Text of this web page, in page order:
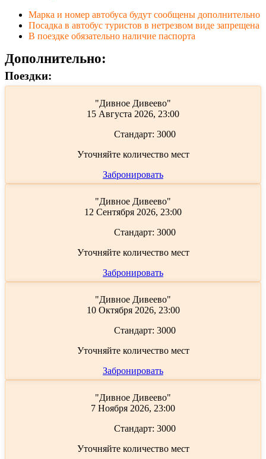
Марка и номер автобуса будут сообщены дополнительно
Посадка в автобус туристов в нетрезвом виде запрещена
В поездке обязательно наличие паспорта
Дополнительно:
Поездки:
"Дивное Дивеево"
15 Августа 2026, 23:00
Стандарт: 3000
Уточняйте количество мест
Забронировать
"Дивное Дивеево"
12 Сентября 2026, 23:00
Стандарт: 3000
Уточняйте количество мест
Забронировать
"Дивное Дивеево"
10 Октября 2026, 23:00
Стандарт: 3000
Уточняйте количество мест
Забронировать
"Дивное Дивеево"
7 Ноября 2026, 23:00
Стандарт: 3000
Уточняйте количество мест